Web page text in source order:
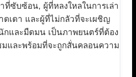
ซับซ้อน, ผู้ที่หลงใหลในการเล่า
ดเดา และผู้ที่ไม่กลัวที่จะเผชิญ
กและมืดมน เป็นภาพยนตร์ที่ต้อง
มและพร้อมที่จะถูกสั่นคลอนความ